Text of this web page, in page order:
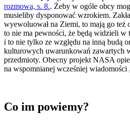
rozmowa, s. 8.. Żeby w ogóle obcy
musieliby dysponować wzrokiem.
wyewoluował na Ziemi, to mają go też
to nie ma pewności, że będą widzieli w
i to nie tylko ze względu na inną budą
kulturowych uwarunkowań zawartych
przedmioty. Obecny projekt NASA
na wspomnianej wcześniej
Co im powiemy?